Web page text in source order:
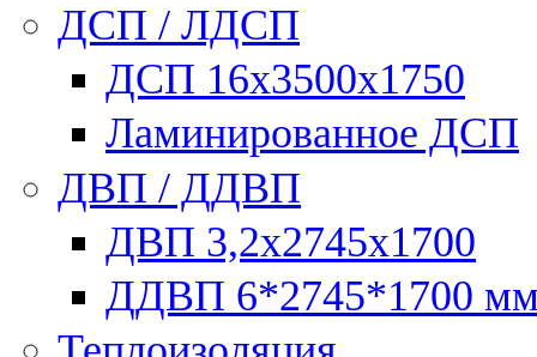
ДСП / ЛДСП
ДСП 16х3500х1750
Ламинированное ДСП
ДВП / ДДВП
ДВП 3,2х2745х1700
ДДВП 6*2745*1700